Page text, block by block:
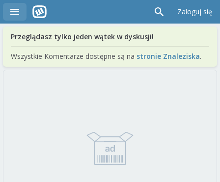
Zaloguj się
Przeglądasz tylko jeden wątek w dyskusji!
Wszystkie Komentarze dostępne są na stronie Znaleziska.